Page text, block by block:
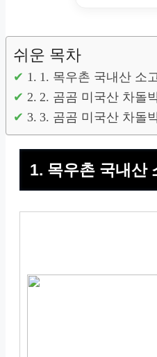
쉬운 목차
1. 목우촌 국내산 소
2. 곰곰 미국산 차돌
3. 곰곰 미국산 차돌
1. 목우촌 국내산